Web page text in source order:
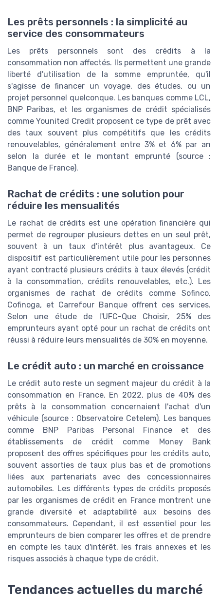
Les prêts personnels : la simplicité au
service des consommateurs
Les prêts personnels sont des crédits à la
consommation non affectés. Ils permettent une grande
liberté d'utilisation de la somme empruntée, qu'il
s'agisse de financer un voyage, des études, ou un
projet personnel quelconque. Les banques comme LCL,
BNP Paribas, et les organismes de crédit spécialisés
comme Younited Credit proposent ce type de prêt avec
des taux souvent plus compétitifs que les crédits
renouvelables, généralement entre 3% et 6% par an
selon la durée et le montant emprunté (source :
Banque de France).
Rachat de crédits : une solution pour
réduire les mensualités
Le rachat de crédits est une opération financière qui
permet de regrouper plusieurs dettes en un seul prêt,
souvent à un taux d'intérêt plus avantageux. Ce
dispositif est particulièrement utile pour les personnes
ayant contracté plusieurs crédits à taux élevés (crédit
à la consommation, crédits renouvelables, etc.). Les
organismes de rachat de crédits comme Sofinco,
Cofinoga, et Carrefour Banque offrent ces services.
Selon une étude de l'UFC-Que Choisir, 25% des
emprunteurs ayant opté pour un rachat de crédits ont
réussi à réduire leurs mensualités de 30% en moyenne.
Le crédit auto : un marché en croissance
Le crédit auto reste un segment majeur du crédit à la
consommation en France. En 2022, plus de 40% des
prêts à la consommation concernaient l'achat d'un
véhicule (source : Observatoire Cetelem). Les banques
comme BNP Paribas Personal Finance et des
établissements de crédit comme Money Bank
proposent des offres spécifiques pour les crédits auto,
souvent assorties de taux plus bas et de promotions
liées aux partenariats avec des concessionnaires
automobiles. Les différents types de crédits proposés
par les organismes de crédit en France montrent une
grande diversité et adaptabilité aux besoins des
consommateurs. Cependant, il est essentiel pour les
emprunteurs de bien comparer les offres et de prendre
en compte les taux d'intérêt, les frais annexes et les
risques associés à chaque type de crédit.
Tendances actuelles du marché